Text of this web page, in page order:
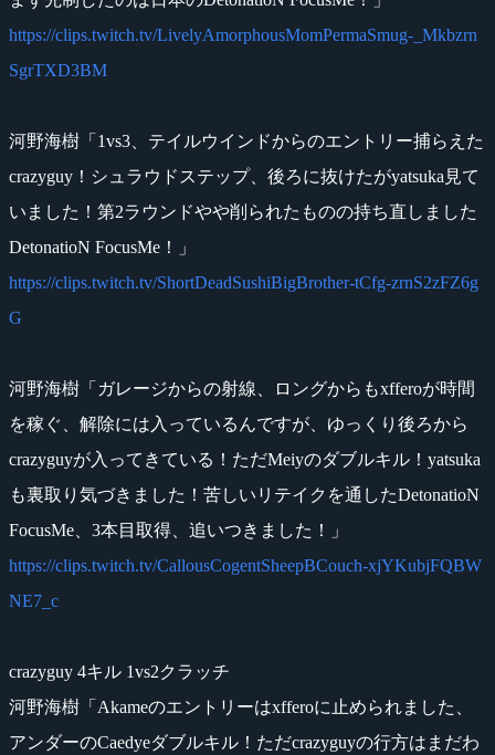
https://clips.twitch.tv/LivelyAmorphousMomPermaSmug-_Mkbzrn
SgrTXD3BM
河野海樹「1vs3、テイルウインドからのエントリー捕らえた
crazyguy！シュラウドステップ、後ろに抜けたがyatsuka見て
いました！第2ラウンドやや削られたものの持ち直しました
DetonatioN FocusMe！」
https://clips.twitch.tv/ShortDeadSushiBigBrother-tCfg-zrnS2zFZ6g
G
河野海樹「ガレージからの射線、ロングからもxfferoが時間
を稼ぐ、解除には入っているんですが、ゆっくり後ろから
crazyguyが入ってきている！ただMeiyのダブルキル！yatsuka
も裏取り気づきました！苦しいリテイクを通したDetonatioN
FocusMe、3本目取得、追いつきました！」
https://clips.twitch.tv/CallousCogentSheepBCouch-xjYKubjFQBW
NE7_c
crazyguy 4キル 1vs2クラッチ
河野海樹「Akameのエントリーはxfferoに止められました、
アンダーのCaedyeダブルキル！ただcrazyguyの行方はまだわ